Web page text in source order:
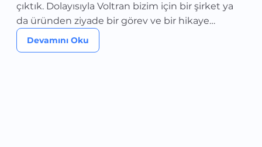
çıktık. Dolayısıyla Voltran bizim için bir şirket ya
da üründen ziyade bir görev ve bir hikaye…
Devamını Oku